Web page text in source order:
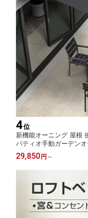
4位
新機能オーニング 屋根
パティオ手動ガーデン
ング 手動ガゼボ キット
29,850円 ～